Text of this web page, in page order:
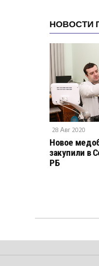
НОВОСТИ
28 Авг 2020
Новое
закупили в
РБ